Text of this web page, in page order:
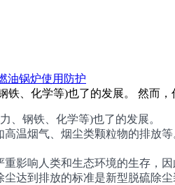
油锅炉使用防护
、化学等)也了的发展。 然而
钢铁、化学等)也了的发展。
温烟气、烟尘类颗粒物的排放
影响人类和生态环境的生存，
达到排放的标准是新型脱硫除尘